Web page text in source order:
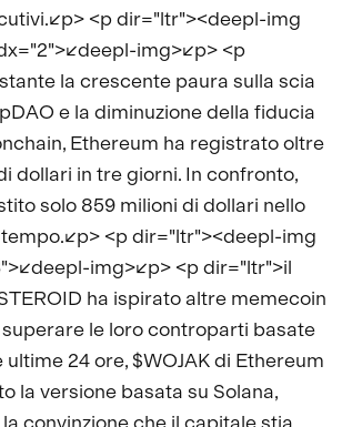
p> <p dir="ltr"><deepl-img
deepl-img></p> <p
la crescente paura sulla scia
e la diminuzione della fiducia
Ethereum ha registrato oltre
dollari in tre giorni. In confronto,
solo 859 milioni di dollari nello
p> <p dir="ltr"><deepl-img
deepl-img></p> <p dir="ltr">il
ha ispirato altre memecoin
le loro controparti basate
ultime 24 ore, $WOJAK di Ethereum
la versione basata su Solana,
convinzione che il capitale stia